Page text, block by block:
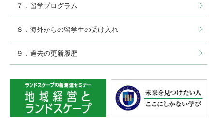
７．留学プログラム
８．海外からの留学生の受け入れ
９．過去の更新履歴